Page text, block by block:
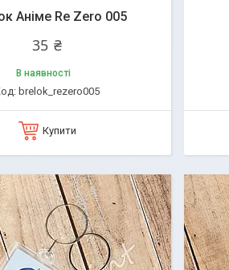
Аніме Re Zero 005
35 ₴
В наявності
brelok_rezero005
Купити